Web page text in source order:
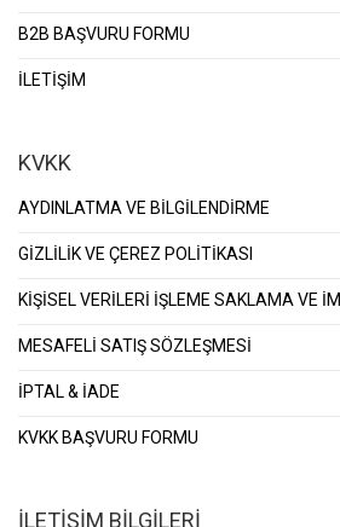
B2B BAŞVURU FORMU
İLETİŞİM
KVKK
AYDINLATMA VE BİLGİLENDİRME
GİZLİLİK VE ÇEREZ POLİTİKASI
KİŞİSEL VERİLERİ İŞLEME SAKLAMA VE
MESAFELİ SATIŞ SÖZLEŞMESİ
İPTAL & İADE
KVKK BAŞVURU FORMU
İLETİŞİM BİLGİLERİ